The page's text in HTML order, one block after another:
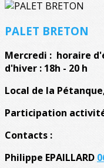
PALET BRETON
Mercredi : horaire
d'hiver : 18h - 20 h
Local de la
Participation
Contacts :
Philippe EPAILLARD